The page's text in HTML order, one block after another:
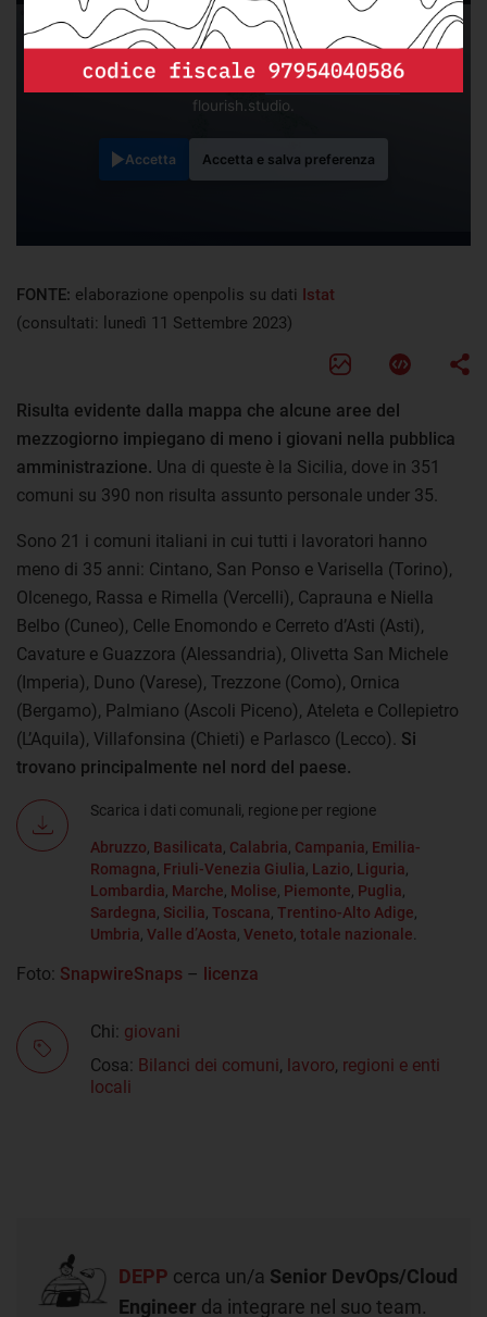
Questo contenuto è ospitato da una terza parte. Mostrando il
flourish.studio.
Accetta Accetta e salva preferenza
FONTE: elaborazione openpolis su dati Istat
(consultati: lunedì 11 Settembre 2023)
Risulta evidente dalla mappa che alcune aree del
mezzogiorno impiegano di meno i giovani nella pubblica
amministrazione. Una di queste è la Sicilia, dove in 351
comuni su 390 non risulta assunto personale under 35.
Sono 21 i comuni italiani in cui tutti i lavoratori hanno
meno di 35 anni: Cintano, San Ponso e Varisella (Torino),
Olcenego, Rassa e Rimella (Vercelli), Caprauna e Niella
Belbo (Cuneo), Celle Enomondo e Cerreto d’Asti (Asti),
Cavature e Guazzora (Alessandria), Olivetta San Michele
(Imperia), Duno (Varese), Trezzone (Como), Ornica
(Bergamo), Palmiano (Ascoli Piceno), Ateleta e Collepietro
(L’Aquila), Villafonsina (Chieti) e Parlasco (Lecco). Si
trovano principalmente nel nord del paese.
Scarica i dati comunali, regione per regione
Abruzzo Basilicata Calabria Campania Emilia-
Romagna Friuli-Venezia Giulia Lazio Liguria
Lombardia Marche Molise Piemonte Puglia
Sardegna Sicilia Toscana Trentino-Alto Adige
Umbria Valle d’Aosta Veneto totale nazionale
Foto: SnapwireSnaps – licenza
Chi: giovani
Cosa: Bilanci dei comuni, lavoro, regioni e enti
locali
DEPP cerca un/a Senior DevOps/Cloud
Engineer da integrare nel suo team.